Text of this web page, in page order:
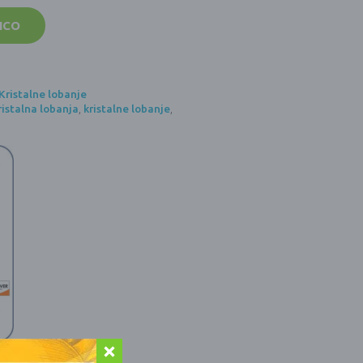
Kristalne lobanje
lobanja, kristalne lobanje,